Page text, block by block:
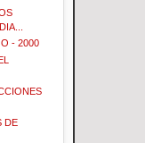
- 2000
DE